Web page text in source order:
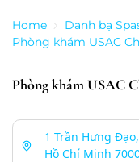
Home Danh bạ
Phòng khám USAC
Phòng khám USAC
1 Trần Hưng
Hồ Chí Minh